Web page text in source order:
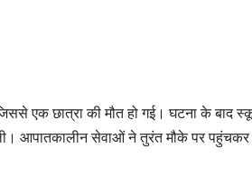
एक छात्रा की मौत हो गई। घटना के
आपातकालीन सेवाओं ने तुरंत मौके पर पहुंचकर